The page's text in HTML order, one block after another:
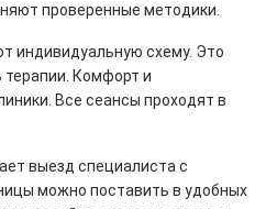
проверенные методики.
индивидуальную схему. Это
Комфорт и
Все сеансы проходят в
выезд специалиста с
можно поставить в удобных